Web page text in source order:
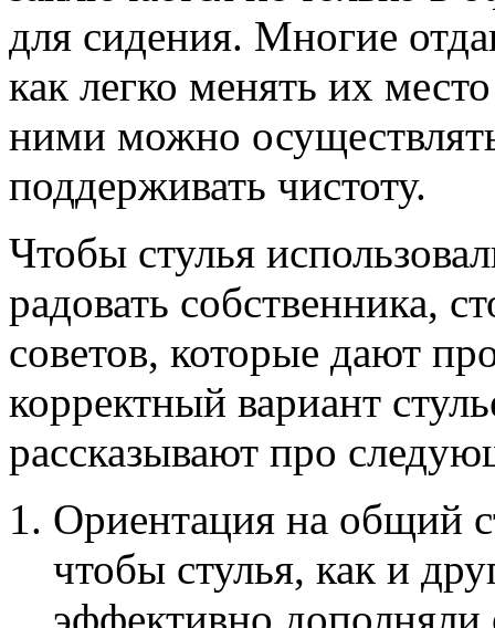
для сидения. Многие
как легко менять их
ними можно
поддерживать чистоту.
Чтобы стулья
радовать собственника,
советов, которые дают
корректный вариант
рассказывают про
Ориентация на общий
чтобы стулья, как и
эффективно